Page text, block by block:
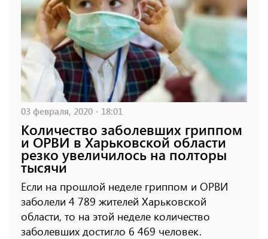
03 февраля, 2020 - 18:01
Количество заболевших гриппом
и ОРВИ в Харьковской области
резко увеличилось на полторы
тысячи
Если на прошлой неделе гриппом и ОРВИ
заболели 4 789 жителей Харьковской
области, то на этой неделе количество
заболевших достигло 6 469 человек.